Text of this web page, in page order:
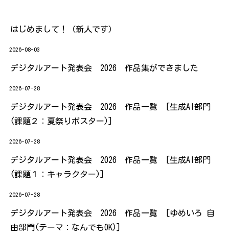
はじめまして！（新人です）
2026-08-03
デジタルアート発表会 2026 作品集ができました
2026-07-28
デジタルアート発表会 2026 作品一覧 [生成AI部門
(課題２：夏祭りポスター)]
2026-07-28
デジタルアート発表会 2026 作品一覧 [生成AI部門
(課題１：キャラクター)]
2026-07-28
デジタルアート発表会 2026 作品一覧 [ゆめいろ 自
由部門(テーマ：なんでもOK)]